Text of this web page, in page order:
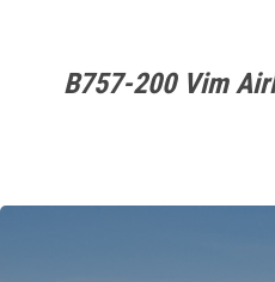
B757-200 Vim